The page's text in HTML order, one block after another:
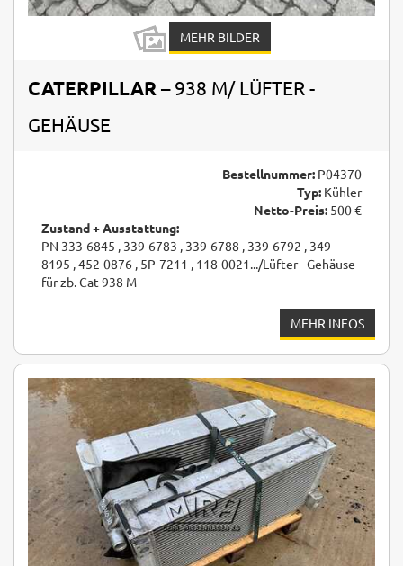
MEHR BILDER
CATERPILLAR – 938 M/ LÜFTER -
GEHÄUSE
Bestellnummer: P04370
Typ: Kühler
Netto-Preis: 500 €
Zustand + Ausstattung:
PN 333-6845 , 339-6783 , 339-6788 , 339-6792 , 349-
8195 , 452-0876 , 5P-7211 , 118-0021.../Lüfter - Gehäuse
für zb. Cat 938 M
MEHR INFOS